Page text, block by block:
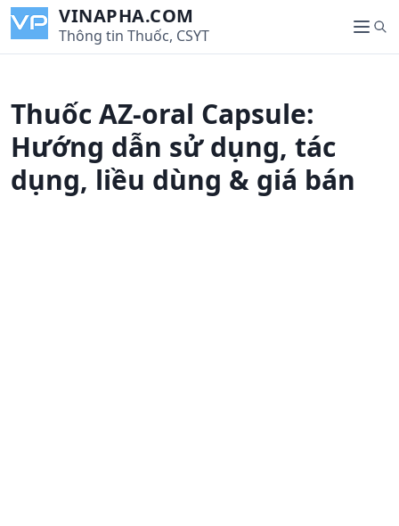
i
VINAPHA.COM
Thông tin Thuốc, CSYT
M
e
S
e
Thuốc AZ-oral Capsule:
Hướng dẫn sử dụng, tác
dụng, liều dùng & giá bán